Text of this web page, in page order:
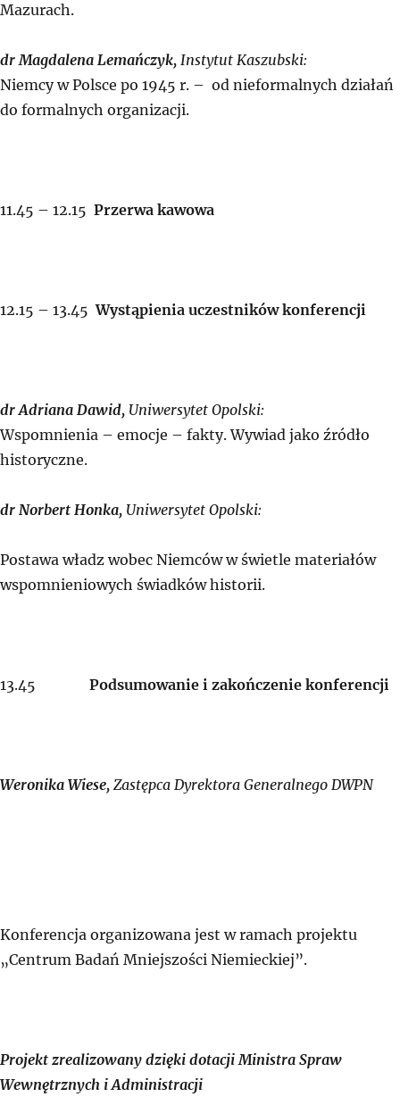
Mazurach.
dr Magdalena Lemańczyk, Instytut Kaszubski:
Niemcy w Polsce po 1945 r. – od nieformalnych działań
do formalnych organizacji.
11.45 – 12.15 Przerwa kawowa
12.15 – 13.45Wystąpienia uczestników konferencji
dr Adriana Dawid, Uniwersytet Opolski:
Wspomnienia – emocje – fakty. Wywiad jako źródło
historyczne.
dr Norbert Honka, Uniwersytet Opolski:
Postawa władz wobec Niemców w świetle materiałów
wspomnieniowych świadków historii.
13.45 Podsumowanie i zakończenie konferencji
Weronika Wiese, Zastępca Dyrektora Generalnego DWPN
Konferencja organizowana jest w ramach projektu
„Centrum Badań Mniejszości Niemieckiej”.
Projekt zrealizowany dzięki dotacji Ministra Spraw
Wewnętrznych i Administracji